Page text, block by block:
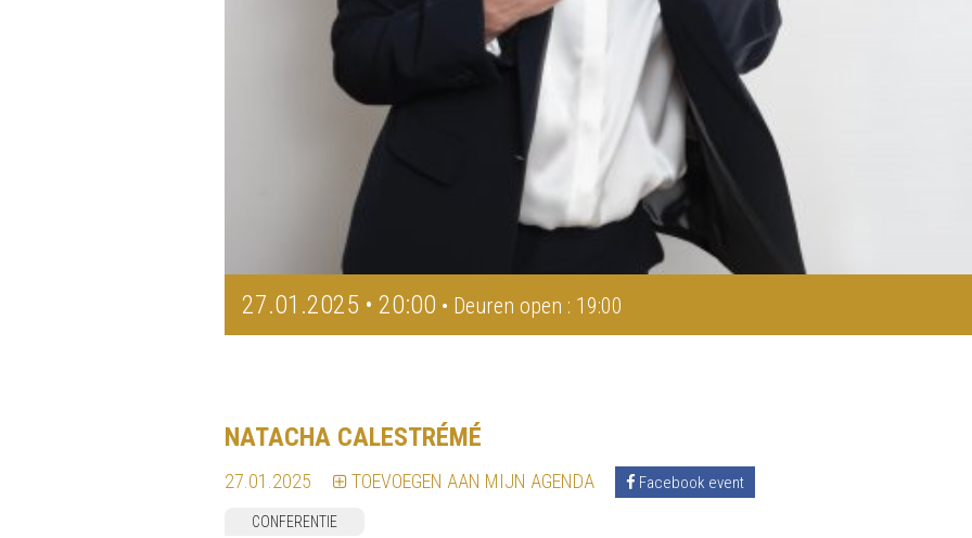
27.01.2025 • 20:00 • Deuren open : 19:00
NATACHA CALESTRÉMÉ
27.01.2025 TOEVOEGEN AAN MIJN AGENDA Facebook event
CONFERENTIE